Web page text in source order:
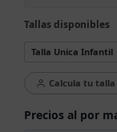
Tallas disponibles
Talla Unica Infantil
Calcula tu talla
Precios al por